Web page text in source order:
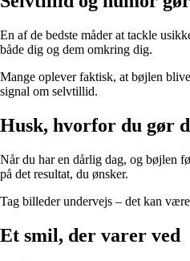
En af de bedste måder at tackle
både dig og dem omkring dig.
Mange oplever faktisk, at bøjlen
signal om selvtillid.
Husk, hvorfor du gør
Når du har en dårlig dag, og bøjlen
på det resultat, du ønsker.
Tag billeder undervejs – det kan
Et smil, der varer ved